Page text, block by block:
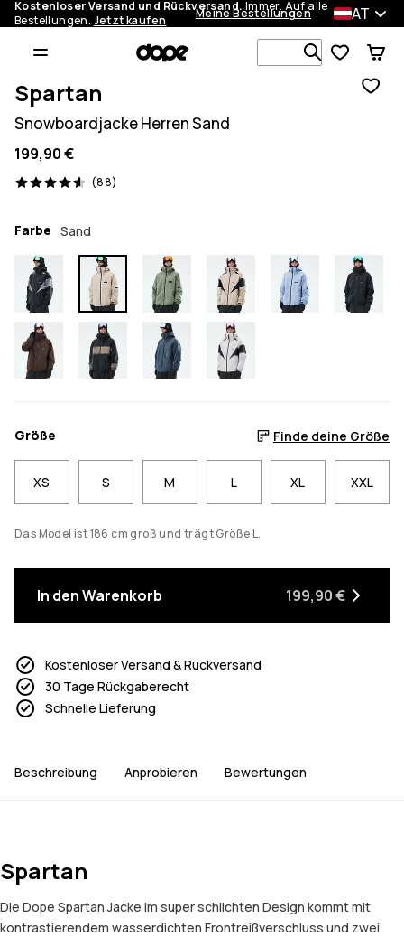
Kostenloser Versand und Rückversand. Immer. Auf alle
Bestellungen. Jetzt kaufen Meine Bestellungen AT
Spartan
Snowboardjacke Herren Sand
199,90 €
(88)
88 Reviews, 4.6/5
Farbe Sand
Größe Finde deine Größe
XS S M L XL XXL
Das Model ist 186 cm groß und trägt Größe L.
In den Warenkorb 199,90 €
Kostenloser Versand & Rückversand
30 Tage Rückgaberecht
Schnelle Lieferung
Beschreibung Anprobieren Bewertungen
Spartan
Die Dope Spartan Jacke im super schlichten Design kommt mit
kontrastierendem wasserdichten Frontreißverschluss und zwei